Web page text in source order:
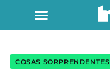
COSAS SORPRENDENTES